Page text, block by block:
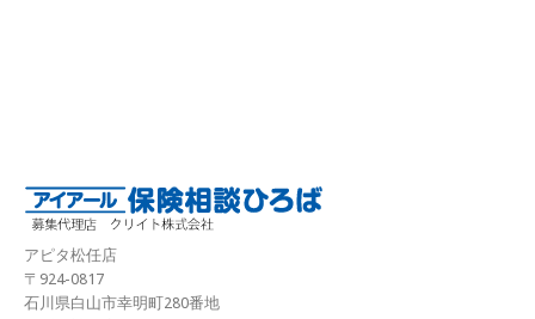
アピタ松任店
〒924-0817
石川県白山市幸明町280番地